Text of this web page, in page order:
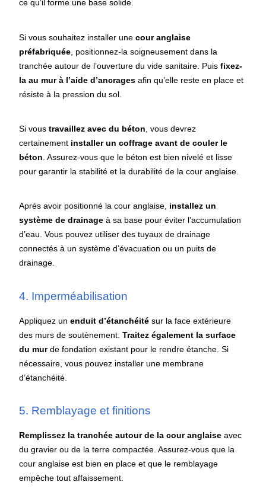
ce qu’il forme une base solide.
Si vous souhaitez installer unecour anglaise
préfabriquée , positionnez-la soigneusement dans la
tranchée autour de l’ouverture du vide sanitaire. Puisfixez-
la au mur à l’aide d’ancrages afin qu’elle reste en place et
résiste à la pression du sol.
Si voustravaillez avec du béton , vous devrez
certainement installer un coffrage avant de couler le
béton . Assurez-vous que le béton est bien nivelé et lisse
pour garantir la stabilité et la durabilité de la cour anglaise.
Après avoir positionné la cour anglaise, installez un
système de drainage à sa base pour éviter l’accumulation
d’eau. Vous pouvez utiliser des tuyaux de drainage
connectés à un système d’évacuation ou un puits de
drainage.
4. Imperméabilisation
Appliquez unenduit d’étanchéité sur la face extérieure
des murs de soutènement.Traitez également la surface
du murde fondation existant pour le rendre étanche. Si
nécessaire, vous pouvez installer une membrane
d’étanchéité.
5. Remblayage et finitions
Remplissez la tranchée autour de la cour anglaise avec
du gravier ou de la terre compactée. Assurez-vous que la
cour anglaise est bien en place et que le remblayage
empêche tout affaissement.